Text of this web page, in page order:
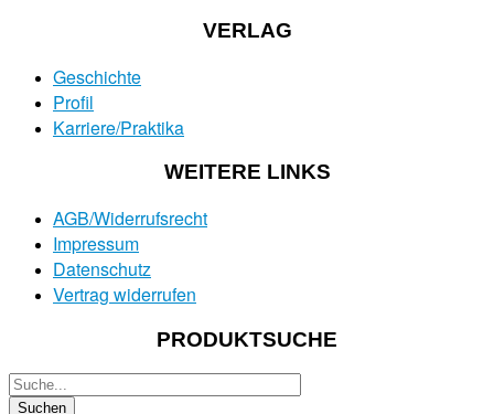
VERLAG
Geschichte
Profil
Karriere/Praktika
WEITERE LINKS
AGB/Widerrufsrecht
Impressum
Datenschutz
Vertrag widerrufen
PRODUKTSUCHE